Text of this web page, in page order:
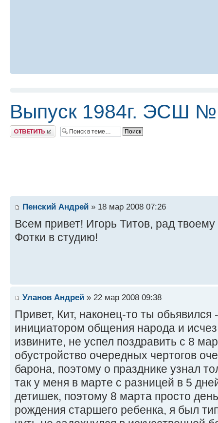
Выпуск 1984г. ЭСШ
Ответить
Пенский Андрей » 18 мар 2008 07:26
Всем привет! Игорь Титов, рад
Фотки в студию!
Уланов Андрей » 22 мар 2008 09:38
Привет, Кит, наконец-то ты обьявился
инициатором общения народа и
извините, не успел поздравить с 8
обустройство очередных чертогов
барона, поэтому о празднике узнал
так у меня в марте с разницей в 5
детишек, поэтому 8 марта просто
рождения старшего ребенка, я был